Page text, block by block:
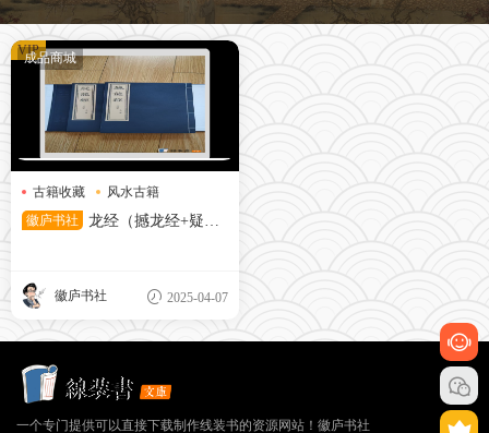
成品商城
古籍收藏
风水古籍
龙经研究
徽庐书社
龙经（撼龙经+疑龙
徽庐书社 2025-04-07
VIP
一个专门提供可以直接下载制作线装书的资源网站！徽庐书社